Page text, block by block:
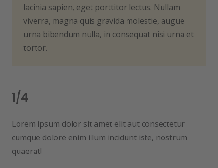
lacinia sapien, eget porttitor lectus. Nullam
viverra, magna quis gravida molestie, augue
urna bibendum nulla, in consequat nisi urna et
tortor.
1/4
Lorem ipsum dolor sit amet elit aut consectetur
cumque dolore enim illum incidunt iste, nostrum
quaerat!